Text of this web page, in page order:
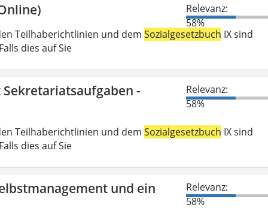
Relevanz:
58%
Teilhaberichtlinien und dem Sozialgesetzbuch IX sind
dies auf Sie
-
Relevanz:
58%
Teilhaberichtlinien und dem Sozialgesetzbuch IX sind
dies auf Sie
und ein
Relevanz:
58%